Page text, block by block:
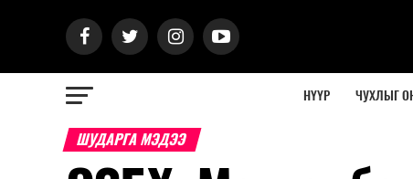
НҮҮР ЧУХЛЫГ
ШУДАРГА МЭДЭЭ